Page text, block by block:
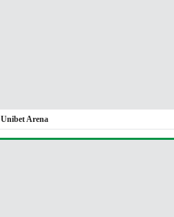
Unibet Arena